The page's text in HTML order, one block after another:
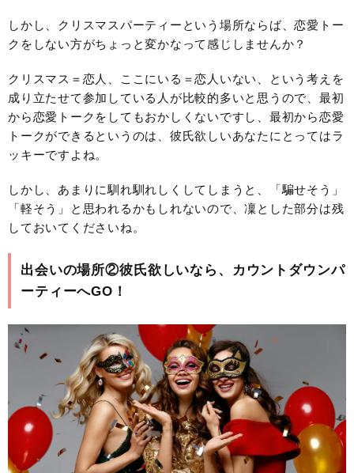
しかし、クリスマスパーティーという場所ならば、恋愛トー
クをしない方がちょっと変かなって感じしませんか？
クリスマス＝恋人、ここにいる＝恋人いない、という考えを
成り立たせて参加している人が比較的多いと思うので、最初
から恋愛トークをしてもおかしくないですし、最初から恋愛
トークができるというのは、彼氏欲しいあなたにとってはラ
ッキーですよね。
しかし、あまりに馴れ馴れしくしてしまうと、「騙せそう」
「軽そう」と思われるかもしれないので、凜とした部分は残
しておいてくださいね。
出会いの場所②彼氏欲しいなら、カウントダウンパ
ーティーへGO！